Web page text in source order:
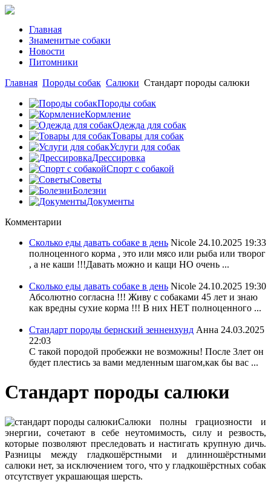
Главная
Знаменитые собаки
Новости
Питомники
Главная Породы собак Салюки Стандарт породы салюки
Породы собак
Кормление
Одежда для собак
Товары для собак
Услуги для собак
Дрессировка
Спорт с собакой
Советы
Болезни
Документы
Комментарии
Сколько еды давать собаке в день Nicole 24.10.2025 19:33
полноценного корма , это или мясо или рыба или творог
, а не каши !!!Давать можно и кащи НО очень ...
Сколько еды давать собаке в день Nicole 24.10.2025 19:30
Абсолютно согласна !!! Живу с собаками 45 лет и знаю
как вредны сухие корма !!! В них НЕТ полноценного ...
Стандарт породы бернский зенненхунд Анна 24.03.2025
22:03
С такой породой пробежки не возможны! После 3лет он
будет плестись за вами медленным шагом,как бы вас ...
Стандарт породы салюки
Салюки полны грациозности и
энергии, сочетают в себе неутомимость, силу и резвость,
которые позволяют преследовать и настигать крупную дичь.
Разницы между гладкошёрстными и длинношёрстными
салюки нет, за исключением того, что у гладкошёрстных собак
отсутствует украшающая шерсть.